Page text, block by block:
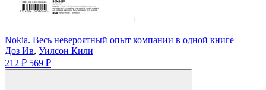
Nokia. Весь невероятный опыт компании в одной книге
Доз Ив, Уилсон Кили
212 ₽ 569 ₽